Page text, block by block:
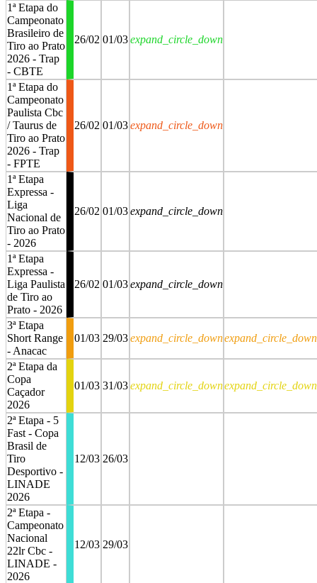
1ª Etapa do
Campeonato
Brasileiro de
Tiro ao Prato
2026 - Trap
- CBTE
26/02 01/03expand_circle_down
1ª Etapa do
Campeonato
Paulista Cbc
/ Taurus de
Tiro ao Prato
2026 - Trap
- FPTE
26/02 01/03expand_circle_down
1ª Etapa
Expressa -
Liga
Nacional de
Tiro ao Prato
- 2026
26/02 01/03expand_circle_down
1ª Etapa
Expressa -
Liga Paulista
de Tiro ao
Prato - 2026
26/02 01/03expand_circle_down
3ª Etapa
Short Range
- Anacac
01/03 29/03expand_circle_downexpand_circle_down
2ª Etapa da
Copa
Caçador
2026
01/03 31/03expand_circle_downexpand_circle_down
2ª Etapa - 5
Fast - Copa
Brasil de
Tiro
Desportivo -
LINADE
2026
12/03 26/03
2ª Etapa -
Campeonato
Nacional
22lr Cbc -
LINADE -
2026
12/03 29/03